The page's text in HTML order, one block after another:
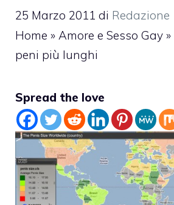
25 Marzo 2011 di Redazione
Home » Amore e Sesso Gay »
peni più lunghi
Spread the love